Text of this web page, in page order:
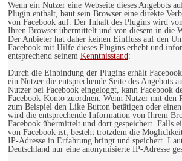
Wenn ein Nutzer eine Webseite dieses Angebots
Plugin enthält, baut sein Browser eine direkte
von Facebook auf. Der Inhalt des Plugins wird
Ihren Browser übermittelt und von diesem in die
Der Anbieter hat daher keinen Einfluss auf den
Facebook mit Hilfe dieses Plugins erhebt und
entsprechend seinem Kenntnisstand:
Durch die Einbindung der Plugins erhält
ein Nutzer die entsprechende Seite des Angebots
Nutzer bei Facebook eingeloggt, kann Facebook
Facebook-Konto zuordnen. Wenn Nutzer mit den
zum Beispiel den Like Button betätigen oder
wird die entsprechende Information von Ihrem
Facebook übermittelt und dort gespeichert. Falls
von Facebook ist, besteht trotzdem die
IP-Adresse in Erfahrung bringt und speichert.
Deutschland nur eine anonymisierte IP-Adresse